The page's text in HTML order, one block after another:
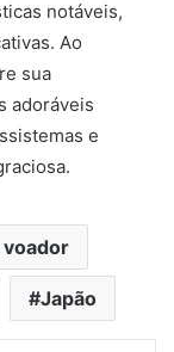
notáveis,
Ao
sua
adoráveis
e
Japão